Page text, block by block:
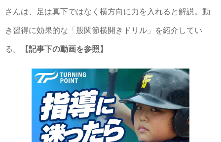
さんは、足は真下ではなく横方向に力を入れると解説。動
き習得に効果的な「股関節横開きドリル」を紹介してい
る。 【記事下の動画を参照】